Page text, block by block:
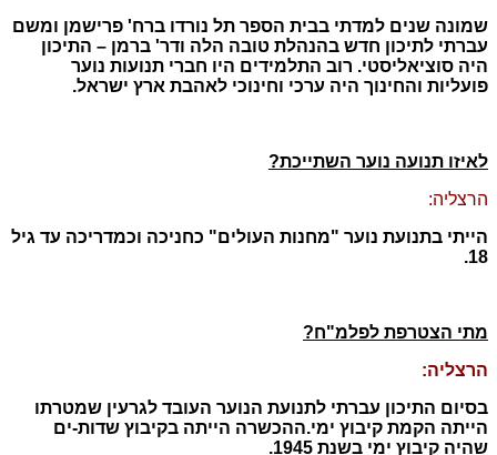
שמונה שנים למדתי בבית הספר תל נורדו ברח' פרישמן ומשם
עברתי לתיכון חדש בהנהלת טובה הלה ודר' ברמן – התיכון
היה סוציאליסטי. רוב התלמידים היו חברי תנועות נוער
פועליות והחינוך היה ערכי וחינוכי לאהבת ארץ ישראל.
לאיזו תנועה נוער השתייכת?
הרצליה:
הייתי בתנועת נוער "מחנות העולים" כחניכה וכמדריכה עד גיל
18.
מתי הצטרפת לפלמ"ח?
הרצליה:
בסיום התיכון עברתי לתנועת הנוער העובד לגרעין שמטרתו
הייתה הקמת קיבוץ ימי.ההכשרה הייתה בקיבוץ שדות-ים
שהיה קיבוץ ימי בשנת 1945.